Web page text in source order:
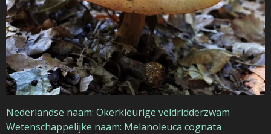
Nederlandse naam: Okerkleurige veldridderzwam
Wetenschappelijke naam: Melanoleuca cognata